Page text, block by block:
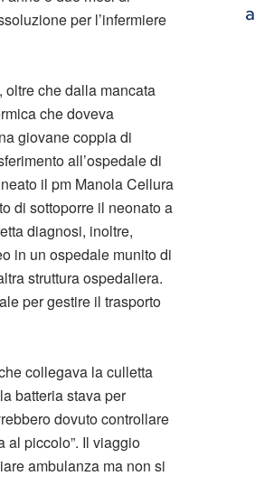
per l’infermiere
oltre che dalla mancata
che doveva
giovane coppia di
all’ospedale di
il pm Manola Cellura
di sottoporre il neonato a
diagnosi, inoltre,
in un ospedale munito di
struttura ospedaliera.
per gestire il trasporto
collegava la culletta
batteria stava per
dovuto controllare
al piccolo”. Il viaggio
ambulanza ma non si